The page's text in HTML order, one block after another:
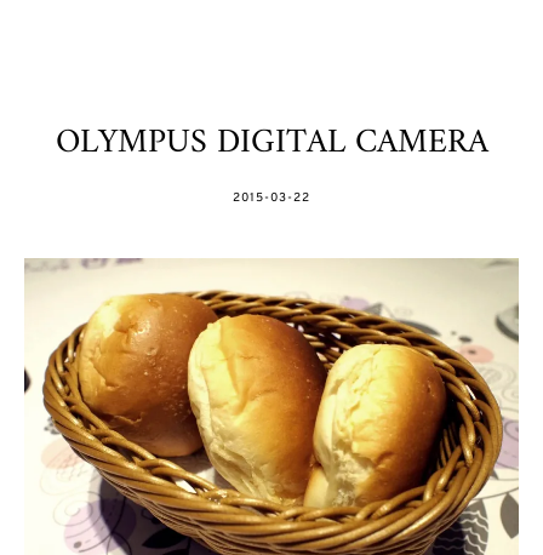
OLYMPUS DIGITAL CAMERA
POSTED
2015-03-22